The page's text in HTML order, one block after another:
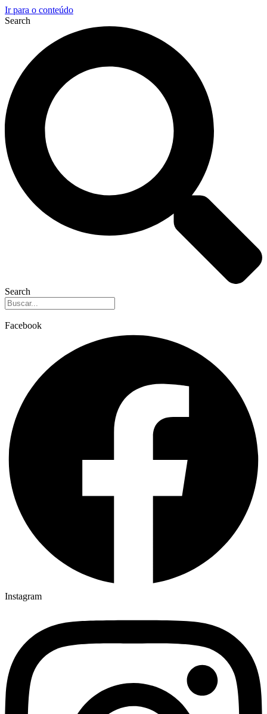
Ir para o conteúdo
Search
Search
Facebook
Instagram